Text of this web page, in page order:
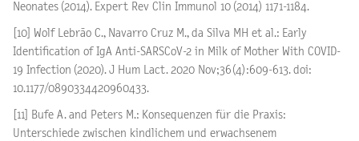
Neonates (2014). Expert Rev Clin Immunol 10 (2014) 1171-1184.
[10] Wolf Lebrão C., Navarro Cruz M., da Silva MH et al.: Early
Identification of IgA Anti-SARSCoV-2 in Milk of Mother With COVID-
19 Infection (2020). J Hum Lact. 2020 Nov;36(4):609-613. doi:
10.1177/0890334420960433.
[11] Bufe A. and Peters M.: Konsequenzen für die Praxis:
Unterschiede zwischen kindlichem und erwachsenem